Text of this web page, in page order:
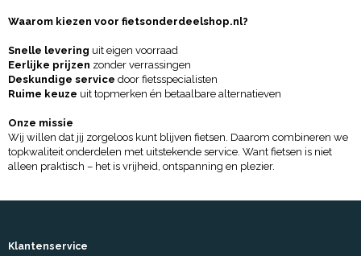
Waarom kiezen voor fietsonderdeelshop.nl?
Snelle levering uit eigen voorraad
Eerlijke prijzen zonder verrassingen
Deskundige service door fietsspecialisten
Ruime keuze uit topmerken én betaalbare alternatieven
Onze missie
Wij willen dat jij zorgeloos kunt blijven fietsen. Daarom combineren we
topkwaliteit onderdelen met uitstekende service. Want fietsen is niet
alleen praktisch – het is vrijheid, ontspanning en plezier.
Klantenservice